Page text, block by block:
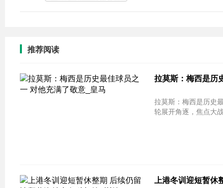
推荐阅读
拉莫斯：梅西是历
拉莫斯：梅西是历史最佳球员之一
轮展开角逐，焦点大
上港冬训迎短暂